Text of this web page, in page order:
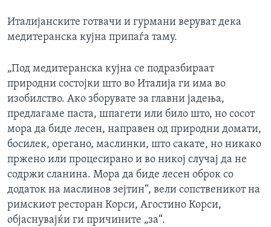
Италијанските готвачи и гурмани веруват дека
медитеранска кујна припаѓа таму.
„Под медитеранска кујна се подразбираат
природни состојки што во Италија ги има во
изобилство. Ако зборувате за главни јадења,
предлагаме паста, шпагети или било што, но сосот
мора да биде лесен, направен од природни домати,
босилек, орегано, маслинки, што сакате, но никако
пржено или процесирано и во никој случај да не
содржи сланина. Мора да биде лесен оброк со
додаток на маслинов зејтин“, вели сопственикот на
римскиот ресторан Корси, Агостино Корси,
објаснувајќи ги причините „за“.